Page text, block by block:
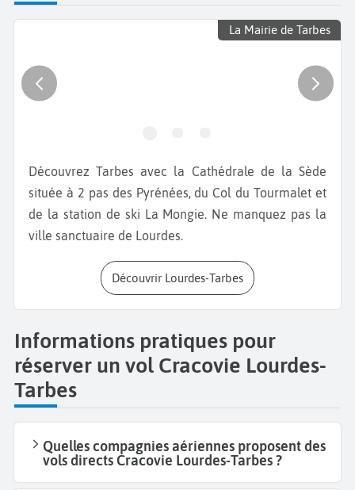
La Mairie de Tarbes
Découvrez Tarbes avec la Cathédrale de la Sède
située à 2 pas des Pyrénées, du Col du Tourmalet et
de la station de ski La Mongie. Ne manquez pas la
ville sanctuaire de Lourdes.
Découvrir Lourdes-Tarbes
Informations pratiques pour
réserver un vol Cracovie Lourdes-
Tarbes
Quelles compagnies aériennes proposent des
vols directs Cracovie Lourdes-Tarbes ?